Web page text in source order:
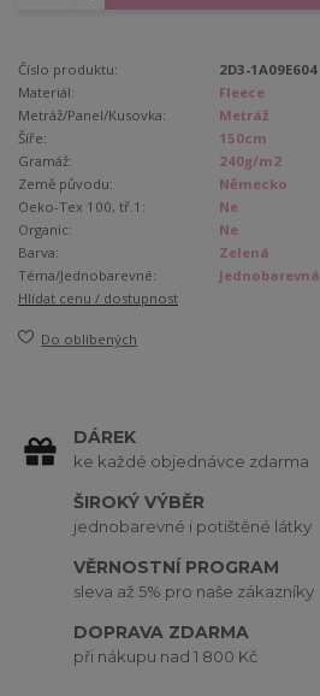
Číslo produktu:
2D3-1A09E604
Materiál:
Fleece
Metráž/Panel/Kusovka:
Metráž
Šíře:
150cm
Gramáž:
240g/m2
Země původu:
Německo
Oeko-Tex 100, tř.1:
Ne
Organic:
Ne
Barva:
Zelená
Téma/Jednobarevné:
Jednobarevná
Hlídat cenu / dostupnost
Do oblíbených
DÁREK
ke každé objednávce zdarma
ŠIROKÝ VÝBĚR
jednobarevné i potištěné látky
VĚRNOSTNÍ PROGRAM
sleva až 5% pro naše zákazníky
DOPRAVA ZDARMA
při nákupu nad 1 800 Kč